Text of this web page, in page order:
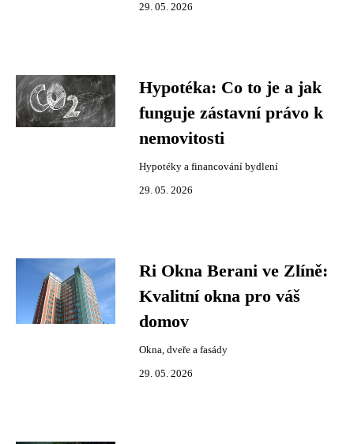
29. 05. 2026
Hypotéka: Co to je a jak
funguje zástavní právo k
nemovitosti
Hypotéky a financování bydlení
29. 05. 2026
Ri Okna Berani ve Zlíně:
Kvalitní okna pro váš
domov
Okna, dveře a fasády
29. 05. 2026